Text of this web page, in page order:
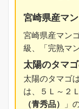
宮崎県産マ
宮崎県産マン
級、「完熟マ
太陽のタマ
太陽のタマゴ
は、５Ｌ～２
（青秀品）
」